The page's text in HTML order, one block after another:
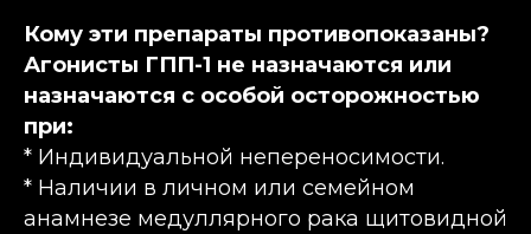
Кому эти препараты противопоказаны?
Агонисты ГПП-1 не назначаются или
назначаются с особой осторожностью
при:
* Индивидуальной непереносимости.
* Наличии в личном или семейном
анамнезе медуллярного рака щитовидной